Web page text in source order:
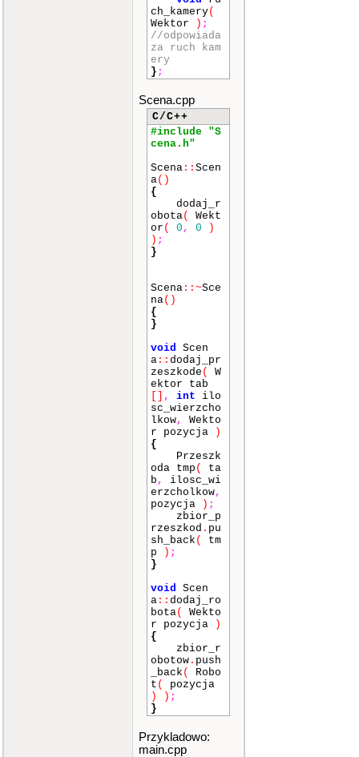
ch_kamery(
Wektor
) ;
//odpowiada
za ruch kam
ery
} ;
Scena.cpp
C/C++
#include "S
cena.h"
Scena :: Scen
a()
{
dodaj_r
obota(
Wekt
or ( 0 , 0
)
) ;
}
Scena :: ~Sce
na()
{
}
void Scen
a :: dodaj_pr
zeszkode (
W
ektor tab
, int ilo
sc_wierzcho
lkow,
Wekto
r pozycja
)
{
Przeszk
oda tmp (
ta
b ,
ilosc_wi
erzcholkow,
pozycja
) ;
zbior_p
rzeszkod . pu
sh_back (
tm
p
) ;
}
void Scen
a :: dodaj_ro
bota(
Wekto
r pozycja
)
{
zbior_r
obotow . push
_back (
Robo
t (
pozycja
)
) ;
}
Przykladowo:
main.cpp